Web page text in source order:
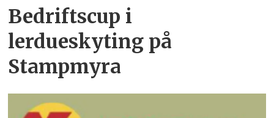
Bedriftscup i
lerdueskyting på
Stampmyra